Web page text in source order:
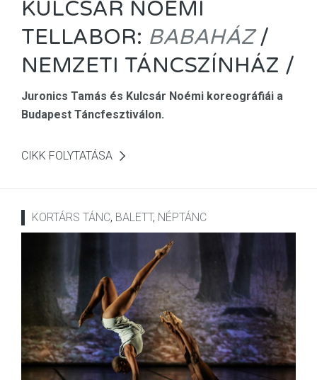
KULCSÁR NOÉMI
TELLABOR: BABAHÁZ/
NEMZETI TÁNCSZÍNHÁZ /
Juronics Tamás és Kulcsár Noémi koreográfiái a
Budapest Táncfesztiválon.
CIKK FOLYTATÁSA
KORTÁRS TÁNC, BALETT, NÉPTÁNC